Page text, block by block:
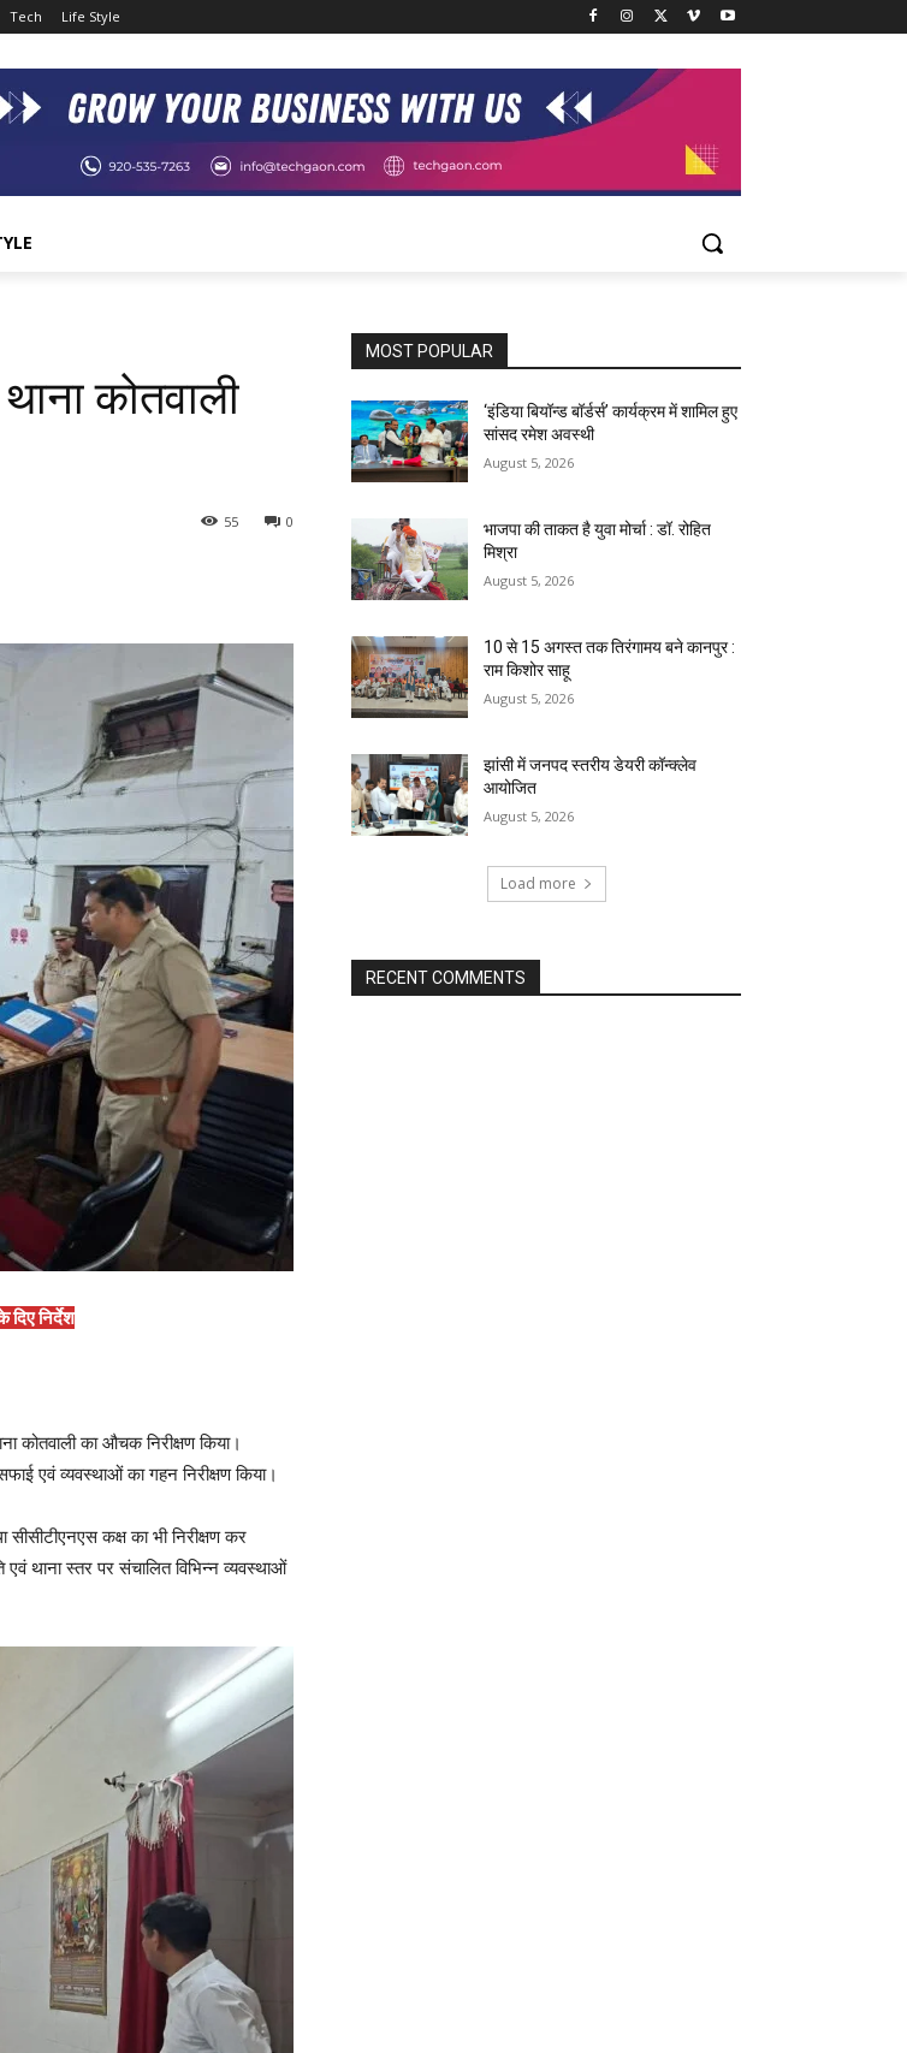
Tech Life Style
कोतवाली
0
55
निर्देश
का औचक निरीक्षण किया।
एवं व्यवस्थाओं का गहन निरीक्षण किया।
कक्ष का भी निरीक्षण कर
थाना स्तर पर संचालित विभिन्न व्यवस्थाओं
MOST POPULAR
‘इंडिया बियॉन्ड बॉर्डर्स’ कार्यक्रम में शामिल हुए
सांसद रमेश अवस्थी
August 5, 2026
भाजपा की ताकत है युवा मोर्चा : डॉ. रोहित
मिश्रा
August 5, 2026
10 से 15 अगस्त तक तिरंगामय बने कानपुर :
राम किशोर साहू
August 5, 2026
झांसी में जनपद स्तरीय डेयरी कॉन्क्लेव
आयोजित
August 5, 2026
Load more
RECENT COMMENTS